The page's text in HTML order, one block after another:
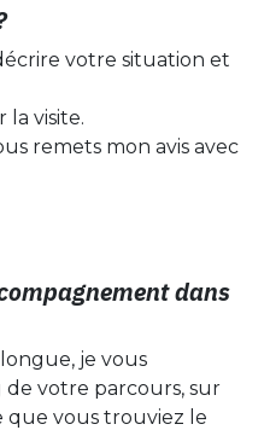
votre situation et
la visite.
remets mon avis avec
dans
je vous
votre parcours, sur
que vous trouviez le